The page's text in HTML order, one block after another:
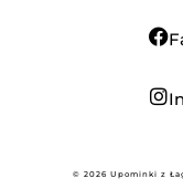
© 2026 Upominki z